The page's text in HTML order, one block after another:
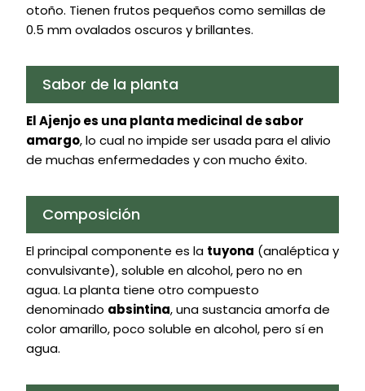
otoño. Tienen frutos pequeños como semillas de
0.5 mm ovalados oscuros y brillantes.
Sabor de la planta
El Ajenjo es una planta medicinal de sabor
amargo, lo cual no impide ser usada para el alivio
de muchas enfermedades y con mucho éxito.
Composición
El principal componente es la tuyona (analéptica y
convulsivante), soluble en alcohol, pero no en
agua. La planta tiene otro compuesto
denominado absintina, una sustancia amorfa de
color amarillo, poco soluble en alcohol, pero sí en
agua.